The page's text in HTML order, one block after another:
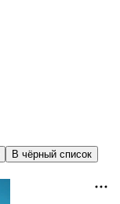
В чёрный список